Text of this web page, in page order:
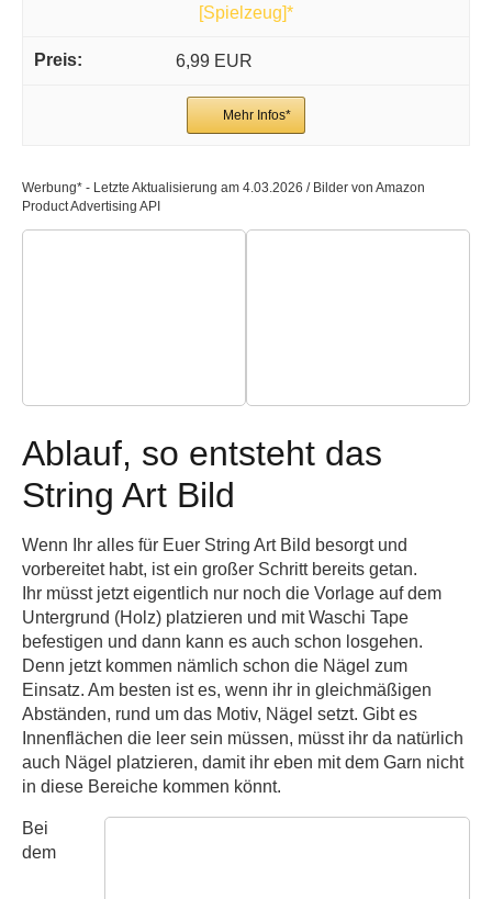
[Spielzeug]*
6,99 EUR
Mehr Infos*
Werbung* - Letzte Aktualisierung am 4.03.2026 / Bilder von Amazon
Product Advertising API
Ablauf, so entsteht das
String Art Bild
Wenn Ihr alles für Euer String Art Bild besorgt und
vorbereitet habt, ist ein großer Schritt bereits getan.
Ihr müsst jetzt eigentlich nur noch die Vorlage auf dem
Untergrund (Holz) platzieren und mit Waschi Tape
befestigen und dann kann es auch schon losgehen.
Denn jetzt kommen nämlich schon die Nägel zum
Einsatz. Am besten ist es, wenn ihr in gleichmäßigen
Abständen, rund um das Motiv, Nägel setzt. Gibt es
Innenflächen die leer sein müssen, müsst ihr da natürlich
auch Nägel platzieren, damit ihr eben mit dem Garn nicht
in diese Bereiche kommen könnt.
Bei
dem